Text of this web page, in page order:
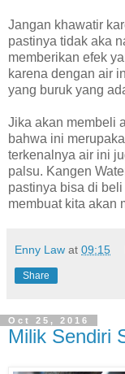
Jangan khawatir
pastinya tidak aka
memberikan efek
karena dengan air
yang buruk yang
Jika akan membeli
bahwa ini
terkenalnya air ini
palsu. Kangen
pastinya bisa di
membuat kita akan
Enny Law at 09:15
Share
Oct 25, 2016
Milik Sendiri